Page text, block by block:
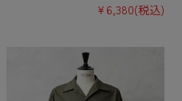
¥6,380(税込)